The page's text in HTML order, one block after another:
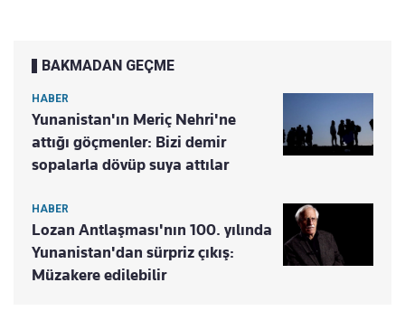
BAKMADAN GEÇME
HABER
Yunanistan'ın Meriç Nehri'ne
attığı göçmenler: Bizi demir
sopalarla dövüp suya attılar
HABER
Lozan Antlaşması'nın 100. yılında
Yunanistan'dan sürpriz çıkış:
Müzakere edilebilir